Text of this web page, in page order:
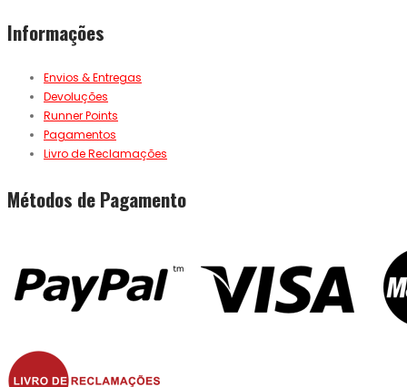
Informações
Envios & Entregas
Devoluções
Runner Points
Pagamentos
Livro de Reclamações
Métodos de Pagamento